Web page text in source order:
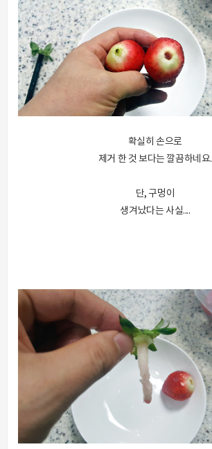
확실히 손으로
제거 한 것 보다는 깔끔하네요.
단, 구멍이
생겨났다는 사실....